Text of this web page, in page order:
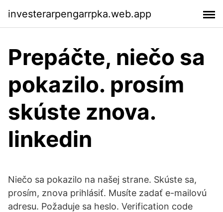
investerarpengarrpka.web.app
Prepáčte, niečo sa
pokazilo. prosím
skúste znova.
linkedin
Niečo sa pokazilo na našej strane. Skúste sa,
prosím, znova prihlásiť. Musíte zadať e-mailovú
adresu. Požaduje sa heslo. Verification code